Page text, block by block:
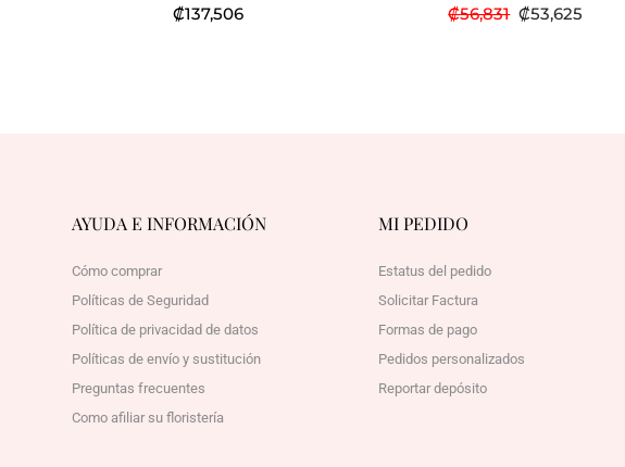
₡137,506 ₡56,831 El
precio
₡53,625
AYUDA E INFORMACIÓN
Cómo comprar
Políticas de Seguridad
Política de privacidad de datos
Políticas de envío y sustitución
Preguntas frecuentes
Como afiliar su floristería
MI PEDIDO
Estatus del pedido
Solicitar Factura
Formas de pago
Pedidos personalizados
Reportar depósito